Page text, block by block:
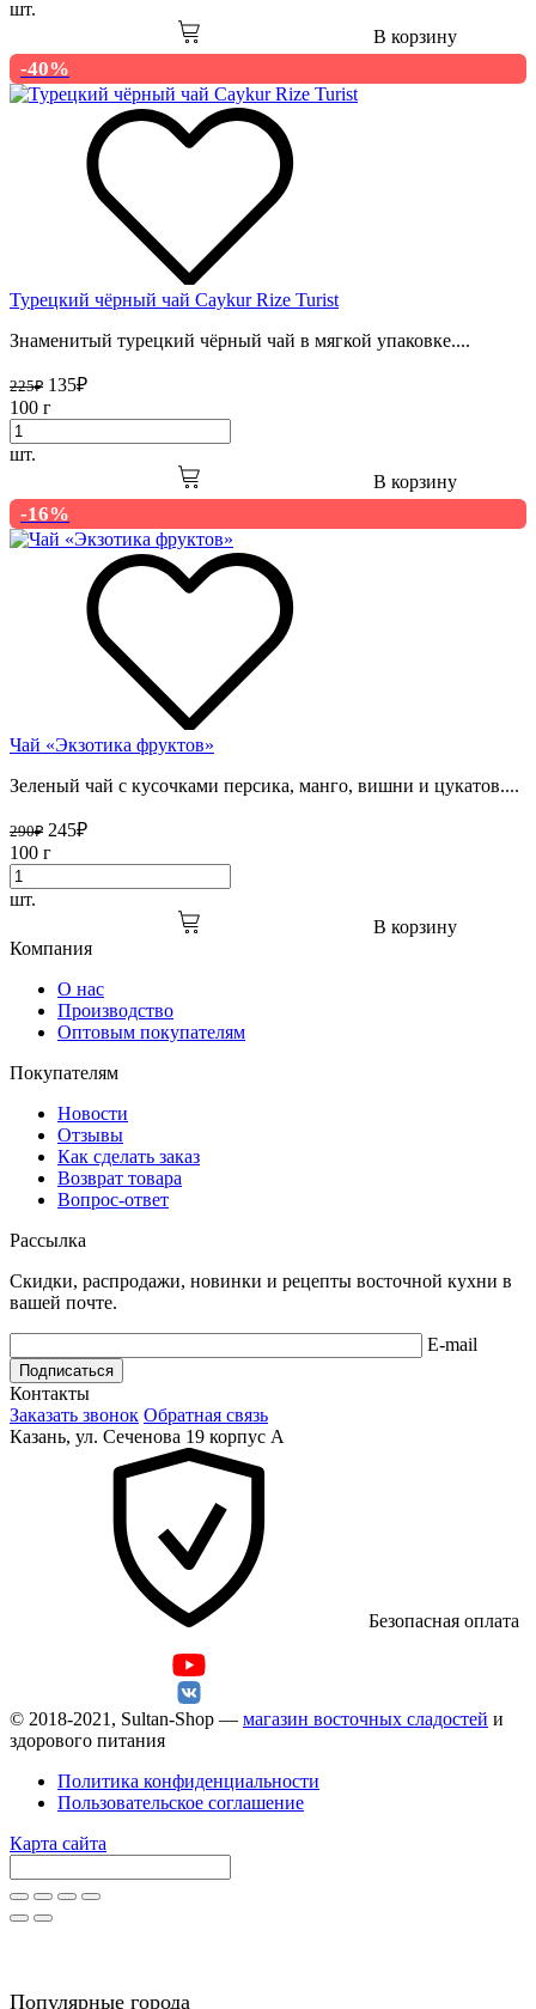
шт.
В корзину
-40%
Турецкий чёрный чай Caykur Rize Turist
Знаменитый турецкий чёрный чай в мягкой упаковке....
225₽ 135₽
100 г
шт.
В корзину
-16%
Чай «Экзотика фруктов»
Зеленый чай с кусочками персика, манго, вишни и цукатов....
290₽ 245₽
100 г
шт.
В корзину
Компания
О нас
Производство
Оптовым покупателям
Покупателям
Новости
Отзывы
Как сделать заказ
Возврат товара
Вопрос-ответ
Рассылка
Скидки, распродажи, новинки и рецепты восточной кухни в
вашей почте.
E-mail
Подписаться
Контакты
Заказать звонок Обратная связь
Казань, ул. Сеченова 19 корпус А
Безопасная оплата
© 2018-2021, Sultan-Shop — магазин восточных сладостей и
здорового питания
Политика конфиденциальности
Пользовательское соглашение
Карта сайта
Популярные города